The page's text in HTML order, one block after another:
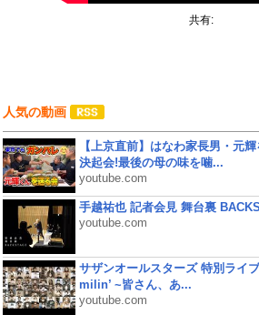
共有:
人気の動画
【上京直前】はなわ家長男・元
決起会!最後の母の味を噛...
youtube.com
手越祐也 記者会見 舞台裏
youtube.com
サザンオールスターズ 特別ライ
milin’ ~皆さん、あ...
youtube.com